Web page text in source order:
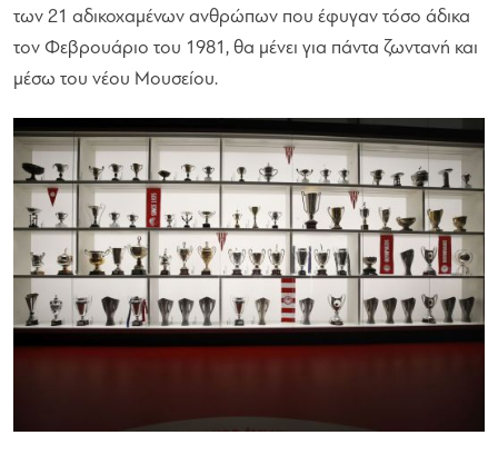
των 21 αδικοχαμένων ανθρώπων που έφυγαν τόσο άδικα
τον Φεβρουάριο του 1981, θα μένει για πάντα ζωντανή και
μέσω του νέου Μουσείου.